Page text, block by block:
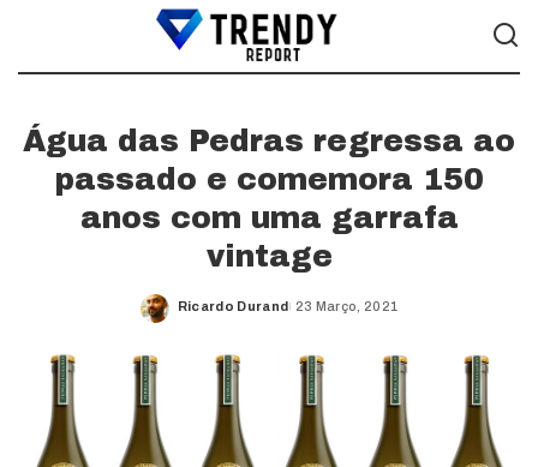
Água das Pedras regressa ao
passado e comemora 150
anos com uma garrafa
vintage
Posted
Ricardo Durand 23 Março, 2021